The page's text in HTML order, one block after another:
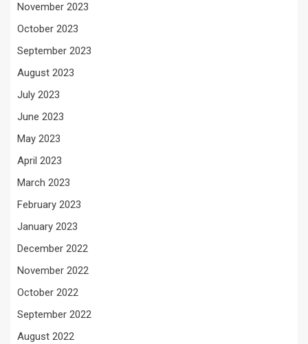
November 2023
October 2023
September 2023
August 2023
July 2023
June 2023
May 2023
April 2023
March 2023
February 2023
January 2023
December 2022
November 2022
October 2022
September 2022
August 2022